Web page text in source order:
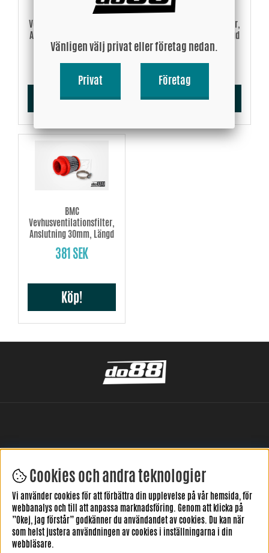
Vevhusventilationsfilter,
Anslutning 20mm, Längd
47mm
381 SEK
Köp!
Vevhusventilationsfilter,
Anslutning 25mm, Längd
47mm
381 SEK
Köp!
BMC
Vevhusventilationsfilter,
Anslutning 30mm, Längd
47mm
381 SEK
Köp!
LÄMNA DIN RECENSION HÄR
Cookies och andra teknologier
Vi använder cookies för att förbättra din upplevelse på vår hemsida, för
webbanalys och till att anpassa marknadsföring. Genom att klicka på
”Okej, jag förstår” godkänner du användandet av cookies. Du kan när
som helst justera användningen av cookies i inställningarna i din
webbläsare.
Vänligen välj privat eller företag nedan.
Privat Företag